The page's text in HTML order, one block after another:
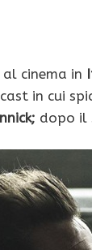
cinema in
in cui
dopo il